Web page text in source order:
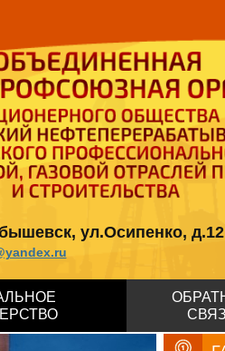
ул.Осипенко,